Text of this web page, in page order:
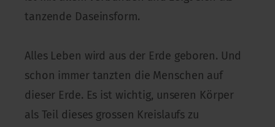
tanzende Daseinsform.
Alles Leben wird aus der Erde geboren. Und
schon immer tanzten die Menschen auf
dieser Erde. Es ist wichtig, unseren Körper
als Teil dieses grossen Kreislaufs zu